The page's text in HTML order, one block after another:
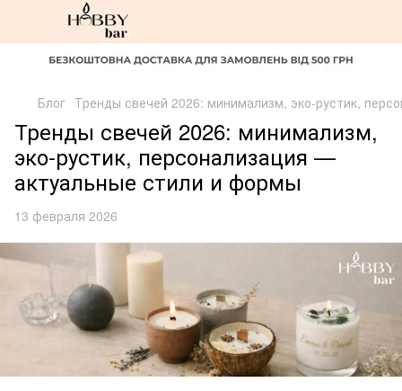
Блог Тренды свечей 2026: минимализм, эко-рустик,
Тренды свечей 2026: минимализм,
эко-рустик, персонализация —
актуальные стили и формы
13 февраля 2026